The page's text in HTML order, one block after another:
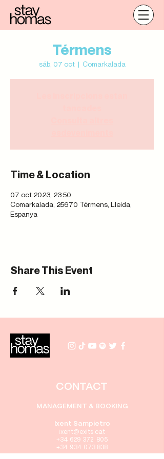
Térmens
sáb, 07 oct
  |
Comarkalada
Time & Location
07 oct 2023, 23:50
Comarkalada, 25670 Térmens, Lleida,
Espanya
Share This Event
CONTACT
MANAGEMENT & BOOKING
Ixent Sampietro
ixent@exits.cat
+34 629 372 805
+34 934 073 838